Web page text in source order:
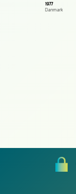
1977
Danmark